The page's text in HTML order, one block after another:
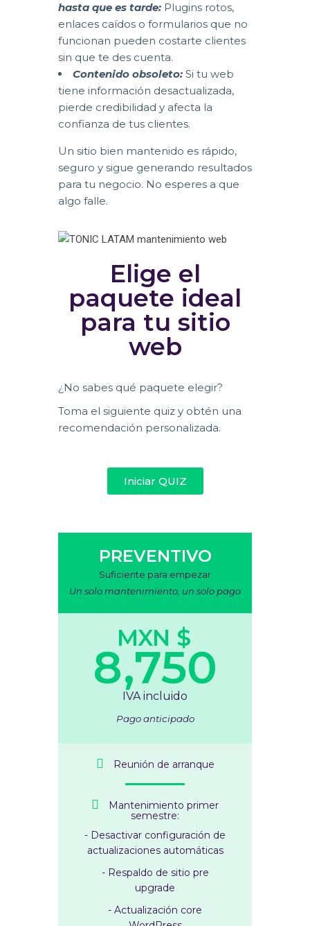
hasta que es tarde: Plugins rotos,
enlaces caídos o formularios que no
funcionan pueden costarte clientes
sin que te des cuenta.
Contenido obsoleto: Si tu web
tiene información desactualizada,
pierde credibilidad y afecta la
confianza de tus clientes.
Un sitio bien mantenido es rápido,
seguro y sigue generando resultados
para tu negocio. No esperes a que
algo falle.
Elige el
paquete ideal
para tu sitio
web
¿No sabes qué paquete elegir?
Toma el siguiente quiz y obtén una
recomendación personalizada.
Iniciar QUIZ
PREVENTIVO
Suficiente para empezar
Un solo mantenimiento, un solo pago
MXN $
8,750
IVA incluido
Pago anticipado
Reunión de arranque
Mantenimiento primer
semestre:
- Desactivar configuración de
actualizaciones automáticas
- Respaldo de sitio pre
upgrade
- Actualización core